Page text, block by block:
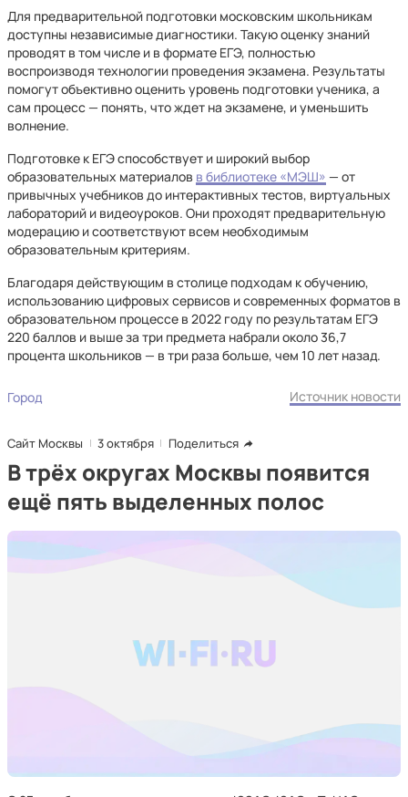
Для предварительной подготовки московским школьникам
доступны независимые диагностики. Такую оценку знаний
проводят в том числе и в формате ЕГЭ, полностью
воспроизводя технологии проведения экзамена. Результаты
помогут объективно оценить уровень подготовки ученика, а
сам процесс — понять, что ждет на экзамене, и уменьшить
волнение.
Подготовке к ЕГЭ способствует и широкий выбор
образовательных материалов в библиотеке «МЭШ» — от
привычных учебников до интерактивных тестов, виртуальных
лабораторий и видеоуроков. Они проходят предварительную
модерацию и соответствуют всем необходимым
образовательным критериям.
Благодаря действующим в столице подходам к обучению,
использованию цифровых сервисов и современных форматов в
образовательном процессе в 2022 году по результатам ЕГЭ
220 баллов и выше за три предмета набрали около 36,7
процента школьников — в три раза больше, чем 10 лет назад.
Город Источник новости
Сайт Москвы 3 октября Поделиться
В трёх округах Москвы появится
ещё пять выделенных полос